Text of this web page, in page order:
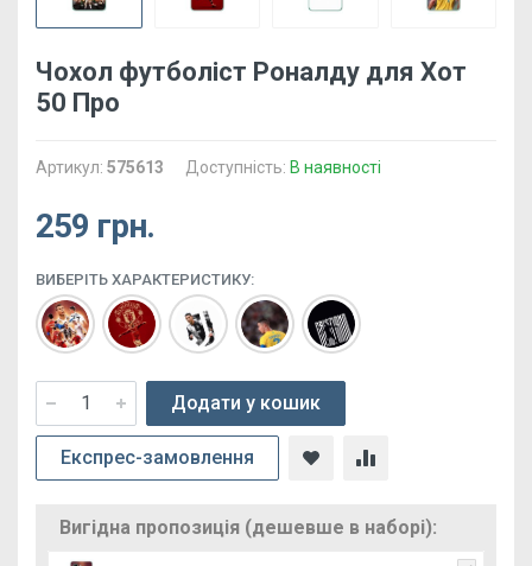
Чохол футболіст Роналду для Хот
50 Про
Артикул: 575613 Доступність: В наявності
259 грн.
ВИБЕРІТЬ ХАРАКТЕРИСТИКУ:
Додати у кошик
Експрес-замовлення
Вигідна пропозиція (дешевше в наборі):